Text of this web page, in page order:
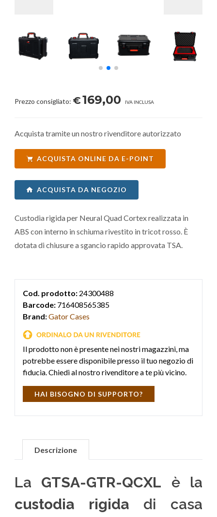
Prezzo consigliato: €169,00 IVA INCLUSA
Acquista tramite un nostro rivenditore autorizzato
ACQUISTA ONLINE DA E-POINT
ACQUISTA DA NEGOZIO
Custodia rigida per Neural Quad Cortex realizzata in
ABS con interno in schiuma rivestito in tricot rosso. È
dotata di chiusure a sgancio rapido approvata TSA.
Cod. prodotto: 24300488
Barcode: 716408565385
Brand:Gator Cases
Il prodotto non è presente nei nostri magazzini, ma
potrebbe essere disponibile presso il tuo negozio di
fiducia. Chiedi al nostro rivenditore a te più vicino.
HAI BISOGNO DI SUPPORTO?
Descrizione
La GTSA-GTR-QCXL è la
custodia rigida di casa